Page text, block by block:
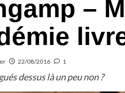
–
22/08/2016 1
dessus là un peu non ?